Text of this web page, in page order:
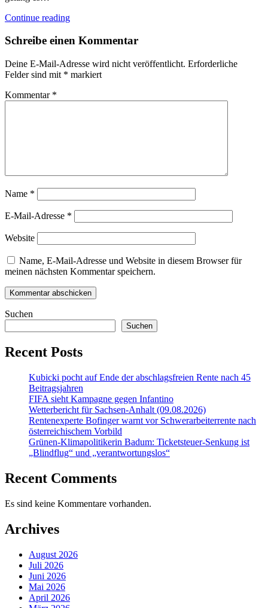
Continue reading
Schreibe einen Kommentar
Deine E-Mail-Adresse wird nicht veröffentlicht. Erforderliche
Felder sind mit * markiert
Kommentar *
Name *
E-Mail-Adresse *
Website
Name, E-Mail-Adresse und Website in diesem Browser für
meinen nächsten Kommentar speichern.
Suchen
Suchen
Recent Posts
Kubicki pocht auf Ende der abschlagsfreien Rente nach 45
Beitragsjahren
FIFA sieht Kampagne gegen Infantino
Wetterbericht für Sachsen-Anhalt (09.08.2026)
Rentenexperte Bofinger warnt vor Schwerarbeiterrente nach
österreichischem Vorbild
Grünen-Klimapolitikerin Badum: Ticketsteuer-Senkung ist
„Blindflug“ und „verantwortungslos“
Recent Comments
Es sind keine Kommentare vorhanden.
Archives
August 2026
Juli 2026
Juni 2026
Mai 2026
April 2026